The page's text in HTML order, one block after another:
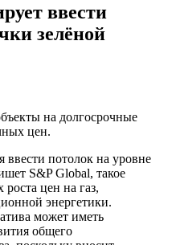
ввести
зелёной
на долгосрочные
цен.
ввести потолок на уровне
S&P Global, такое
цен на газ,
энергетики.
может иметь
общего